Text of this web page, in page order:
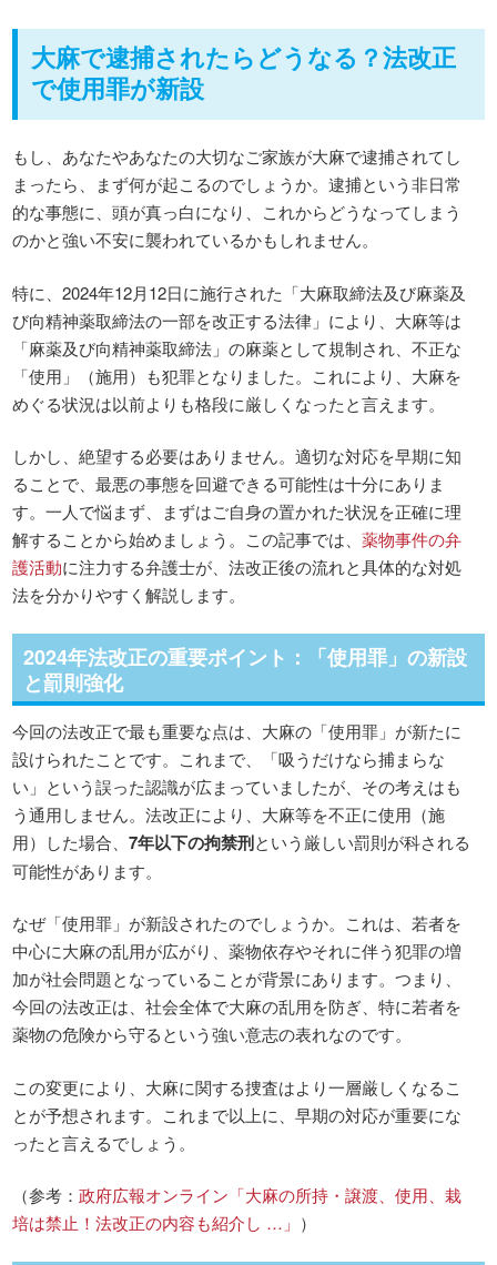
大麻で逮捕されたらどうなる？法改正
で使用罪が新設
もし、あなたやあなたの大切なご家族が大麻で逮捕されてし
まったら、まず何が起こるのでしょうか。逮捕という非日常
的な事態に、頭が真っ白になり、これからどうなってしまう
のかと強い不安に襲われているかもしれません。
特に、2024年12月12日に施行された「大麻取締法及び麻薬及
び向精神薬取締法の一部を改正する法律」により、大麻等は
「麻薬及び向精神薬取締法」の麻薬として規制され、不正な
「使用」（施用）も犯罪となりました。これにより、大麻を
めぐる状況は以前よりも格段に厳しくなったと言えます。
しかし、絶望する必要はありません。適切な対応を早期に知
ることで、最悪の事態を回避できる可能性は十分にありま
す。一人で悩まず、まずはご自身の置かれた状況を正確に理
解することから始めましょう。この記事では、薬物事件の弁
護活動に注力する弁護士が、法改正後の流れと具体的な対処
法を分かりやすく解説します。
2024年法改正の重要ポイント：「使用罪」の新設
と罰則強化
今回の法改正で最も重要な点は、大麻の「使用罪」が新たに
設けられたことです。これまで、「吸うだけなら捕まらな
い」という誤った認識が広まっていましたが、その考えはも
う通用しません。法改正により、大麻等を不正に使用（施
用）した場合、7年以下の拘禁刑という厳しい罰則が科される
可能性があります。
なぜ「使用罪」が新設されたのでしょうか。これは、若者を
中心に大麻の乱用が広がり、薬物依存やそれに伴う犯罪の増
加が社会問題となっていることが背景にあります。つまり、
今回の法改正は、社会全体で大麻の乱用を防ぎ、特に若者を
薬物の危険から守るという強い意志の表れなのです。
この変更により、大麻に関する捜査はより一層厳しくなるこ
とが予想されます。これまで以上に、早期の対応が重要にな
ったと言えるでしょう。
（参考：政府広報オンライン「大麻の所持・譲渡、使用、栽
培は禁止！法改正の内容も紹介し …」 ）